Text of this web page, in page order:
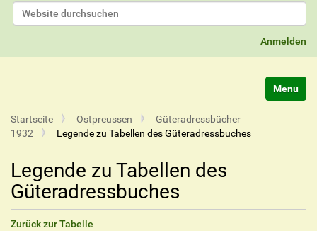
Website durchsuchen
Anmelden
Startseite Ostpreussen
Güteradressbücher
1932
Legende zu Tabellen des Güteradressbuches
Legende zu Tabellen des
Güteradressbuches
Zurück zur Tabelle